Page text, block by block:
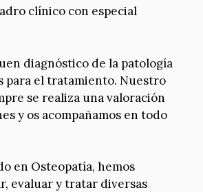
clínico con especial
diagnóstico de la patología
para el tratamiento. Nuestro
se realiza una valoración
y os acompañamos en todo
en Osteopatía, hemos
evaluar y tratar diversas